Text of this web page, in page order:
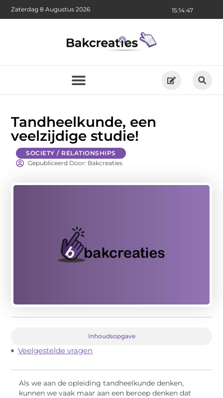
15:14:48
Zaterdag 8 Augustus 2026
Tandheelkunde, een
veelzijdige studie!
SOCIETY / RELATIONSHIPS
Gepubliceerd Door: Bakcreaties
Inhoudsopgave
Veelgestelde vragen
Als we aan de opleiding tandheelkunde denken,
kunnen we vaak maar aan een beroep denken dat